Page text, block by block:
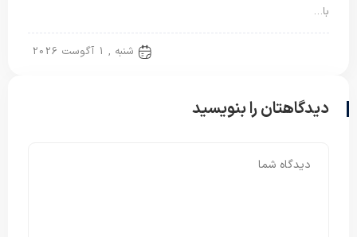
با…
شنبه , 1 آگوست 2026
دیدگاهتان را بنویسید